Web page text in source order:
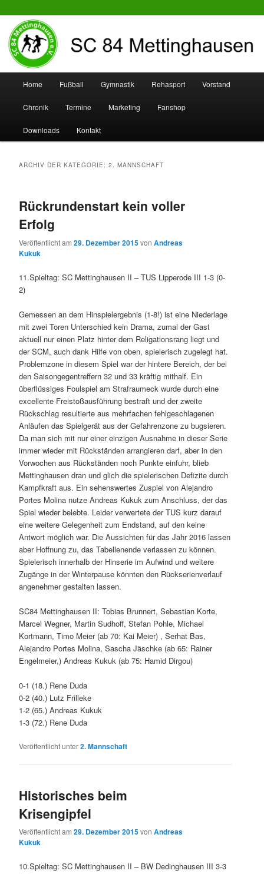
SC 84 Mettinghausen
Zum
Inhalt
wechseln
Zum
sekundären
Inhalt
wechseln
Home Fußball Gymnastik Rehasport Vorstand
Chronik Termine Marketing Fanshop
Downloads Kontakt
ARCHIV DER KATEGORIE:2. MANNSCHAFT
Rückrundenstart kein voller
Erfolg
Veröffentlicht am29. Dezember 2015vonAndreas
Kukuk
11.Spieltag: SC Mettinghausen II – TUS Lipperode III 1-3 (0-
2)
Gemessen an dem Hinspielergebnis (1-8!) ist eine Niederlage
mit zwei Toren Unterschied kein Drama, zumal der Gast
aktuell nur einen Platz hinter dem Religationsrang liegt und
der SCM, auch dank Hilfe von oben, spielerisch zugelegt hat.
Problemzone in diesem Spiel war der hintere Bereich, der bei
den Saisongegentreffern 32 und 33 kräftig mithalf. Ein
überflüssiges Foulspiel am Strafraumeck wurde durch eine
excellente Freistoßausführung bestraft und der zweite
Rückschlag resultierte aus mehrfachen fehlgeschlagenen
Anläufen das Spielgerät aus der Gefahrenzone zu bugsieren.
Da man sich mit nur einer einzigen Ausnahme in dieser Serie
immer wieder mit Rückständen arrangieren darf, aber in den
Vorwochen aus Rückständen noch Punkte einfuhr, blieb
Mettinghausen dran und glich die spielerischen Defizite durch
Kampfkraft aus. Ein sehenswertes Zuspiel von Alejandro
Portes Molina nutze Andreas Kukuk zum Anschluss, der das
Spiel wieder belebte. Leider verwertete der TUS kurz darauf
eine weitere Gelegenheit zum Endstand, auf den keine
Antwort möglich war. Die Aussichten für das Jahr 2016 lassen
aber Hoffnung zu, das Tabellenende verlassen zu können.
Spielerisch innerhalb der Hinserie im Aufwind und weitere
Zugänge in der Winterpause könnten den Rückserienverlauf
angenehmer gestalten lassen.
SC84 Mettinghausen II: Tobias Brunnert, Sebastian Korte,
Marcel Wegner, Martin Sudhoff, Stefan Pohle, Michael
Kortmann, Timo Meier (ab 70: Kai Meier) , Serhat Bas,
Alejandro Portes Molina, Sascha Jäschke (ab 65: Rainer
Engelmeier,) Andreas Kukuk (ab 75: Hamid Dirgou)
0-1 (18.) Rene Duda
0-2 (40.) Lutz Frilleke
1-2 (65.) Andreas Kukuk
1-3 (72.) Rene Duda
Veröffentlicht unter2. Mannschaft
Historisches beim
Krisengipfel
Veröffentlicht am29. Dezember 2015vonAndreas
Kukuk
10.Spieltag: SC Mettinghausen II – BW Dedinghausen III 3-3